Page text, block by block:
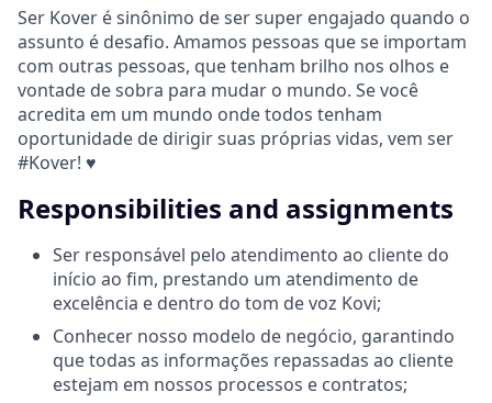
Ser Kover é sinônimo de ser super engajado quando o
assunto é desafio. Amamos pessoas que se importam
com outras pessoas, que tenham brilho nos olhos e
vontade de sobra para mudar o mundo. Se você
acredita em um mundo onde todos tenham
oportunidade de dirigir suas próprias vidas, vem ser
#Kover! ♥
Responsibilities and assignments
Ser responsável pelo atendimento ao cliente do
início ao fim, prestando um atendimento de
excelência e dentro do tom de voz Kovi;
Conhecer nosso modelo de negócio, garantindo
que todas as informações repassadas ao cliente
estejam em nossos processos e contratos;